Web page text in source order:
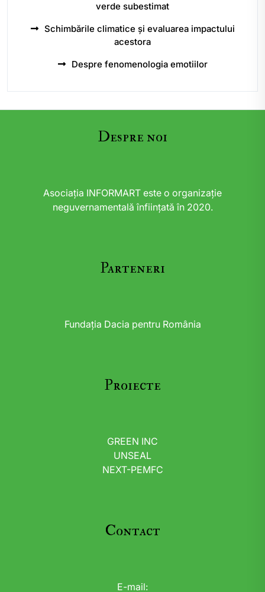
verde subestimat
Schimbările climatice și evaluarea impactului
acestora
Despre fenomenologia emotiilor
Despre noi
Asociația INFORMART este o organizație
neguvernamentală înființată în 2020.
Parteneri
Fundația Dacia pentru România
Proiecte
GREEN INC
UNSEAL
NEXT-PEMFC
Contact
E-mail: